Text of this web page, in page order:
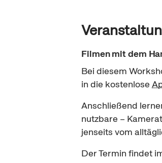
Filmen mit dem
Bei diesem
in die kostenlose
Anschließend
nutzbare –
jenseits vom
Der Termin findet